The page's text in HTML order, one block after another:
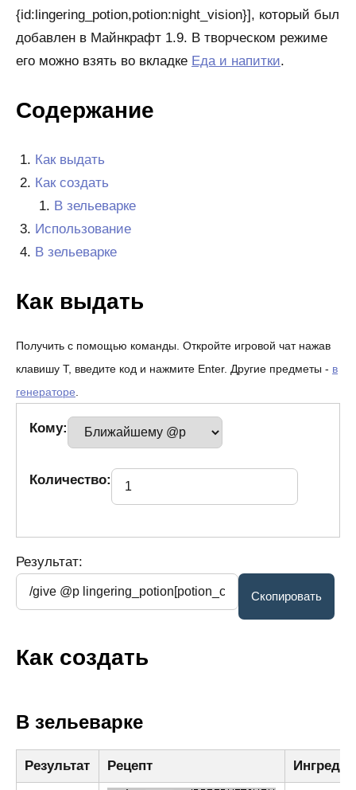
{id:lingering_potion,potion:night_vision}], который был
добавлен в Майнкрафт 1.9. В творческом режиме
его можно взять во вкладке Еда и напитки.
Содержание
Как выдать
Как создать
В зельеварке
Использование
В зельеварке
Как выдать
Получить с помощью команды. Откройте игровой чат нажав
клавишу T, введите код и нажмите Enter. Другие предметы - в
генераторе.
Кому:
Количество:
Результат:
Как создать
В зельеварке
Результат Рецепт